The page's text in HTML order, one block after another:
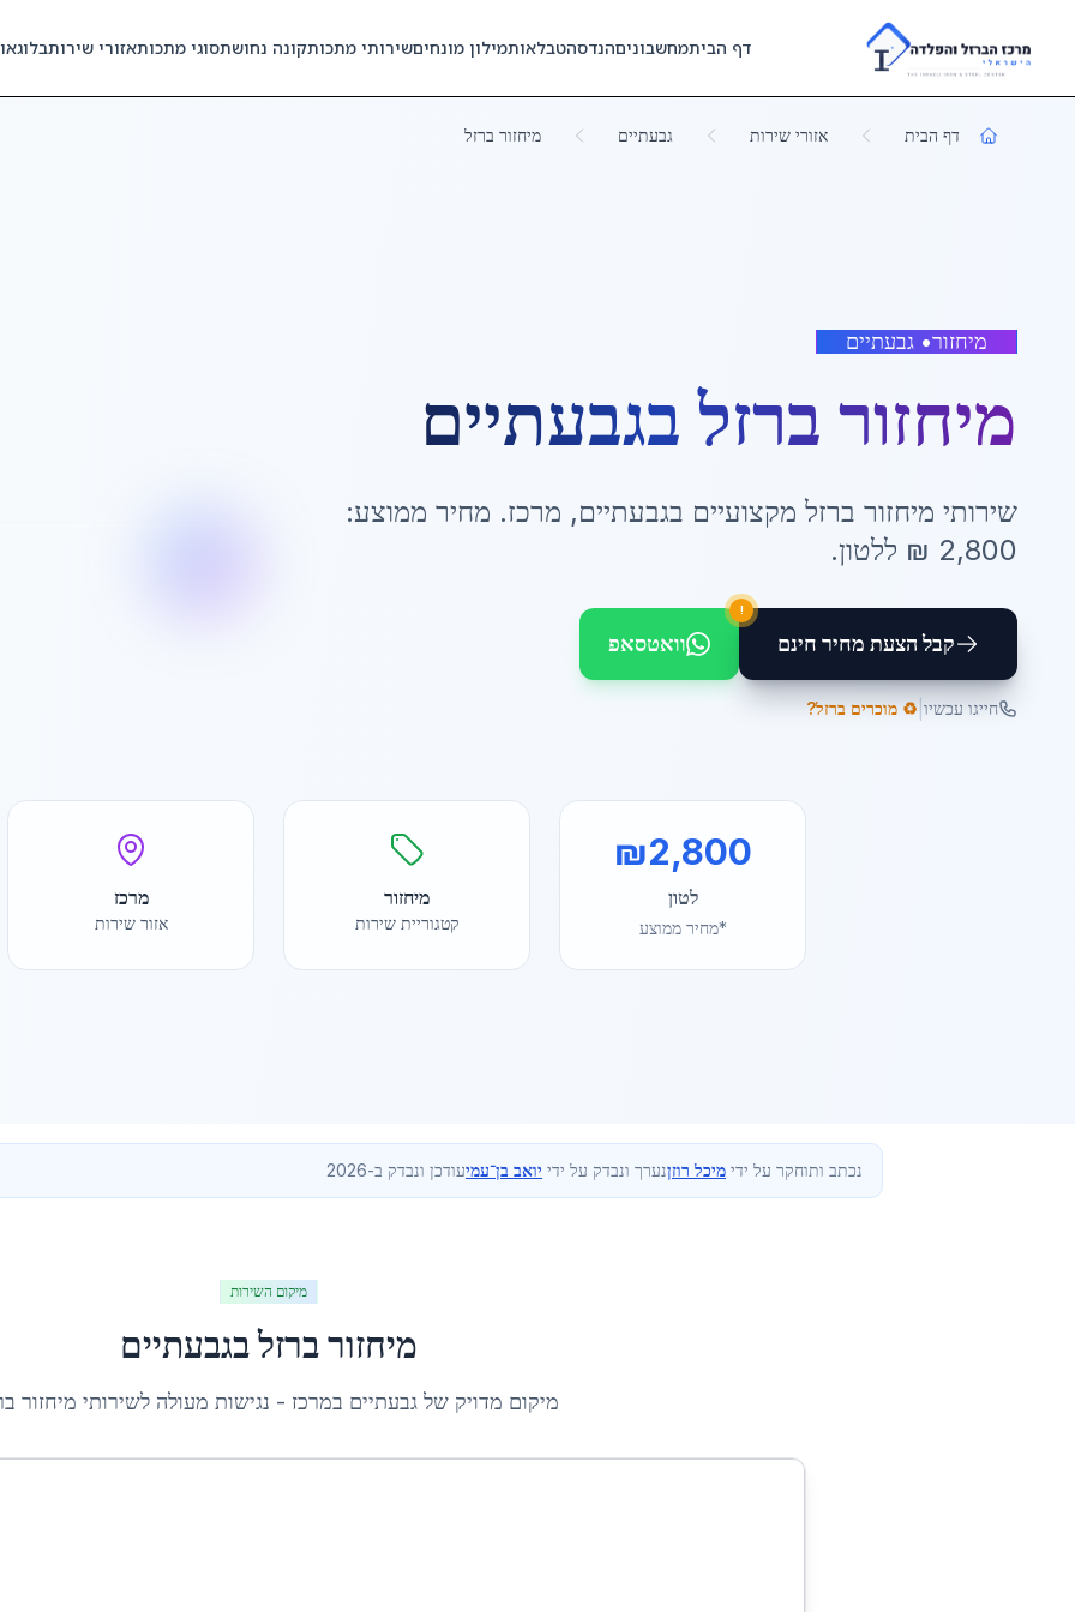
Skip to main content
דף הביתמחשבוניםהנדסהטבלאותמילון מונחיםשירותי מתכותקונה נחושתסוגי מתכותאזורי שירותבלוג
דף הבית אזורי שירות גבעתיים מיחזור ברזל
מיחזור• גבעתיים
מיחזור ברזלבגבעתיים
שירותי מיחזור ברזל מקצועיים בגבעתיים, מרכז. מחיר ממוצע:
2,800 ₪ ללטון.
קבל הצעת מחיר חינם
!
וואטסאפ
חייגו עכשיו ♻️ מוכרים ברזל?
₪2,800
לטון
*מחיר ממוצע
מיחזור
קטגוריית שירות
מרכז
אזור שירות
נכתב ותוחקר על ידי מיכל רוזןנערך ונבדק על ידי יואב בן־עמיעודכן ונבדק ב-2026
מיקום השירות
מיחזור ברזלבגבעתיים
מיקום מדויק של גבעתיים במרכז - נגישות מעולה לשירותי מיחזור